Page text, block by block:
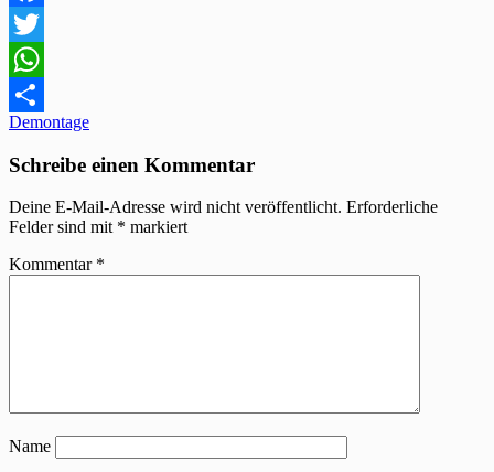
Facebook
Twitter
WhatsApp
Teilen
Beitragsnavigation
Demontage
Schreibe einen Kommentar
Deine E-Mail-Adresse wird nicht veröffentlicht. Erforderliche
Felder sind mit * markiert
Kommentar *
Name